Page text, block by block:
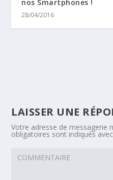
nos Smartphones !
28/04/2016
LAISSER UNE
Votre adresse de messagerie
obligatoires sont indiqués